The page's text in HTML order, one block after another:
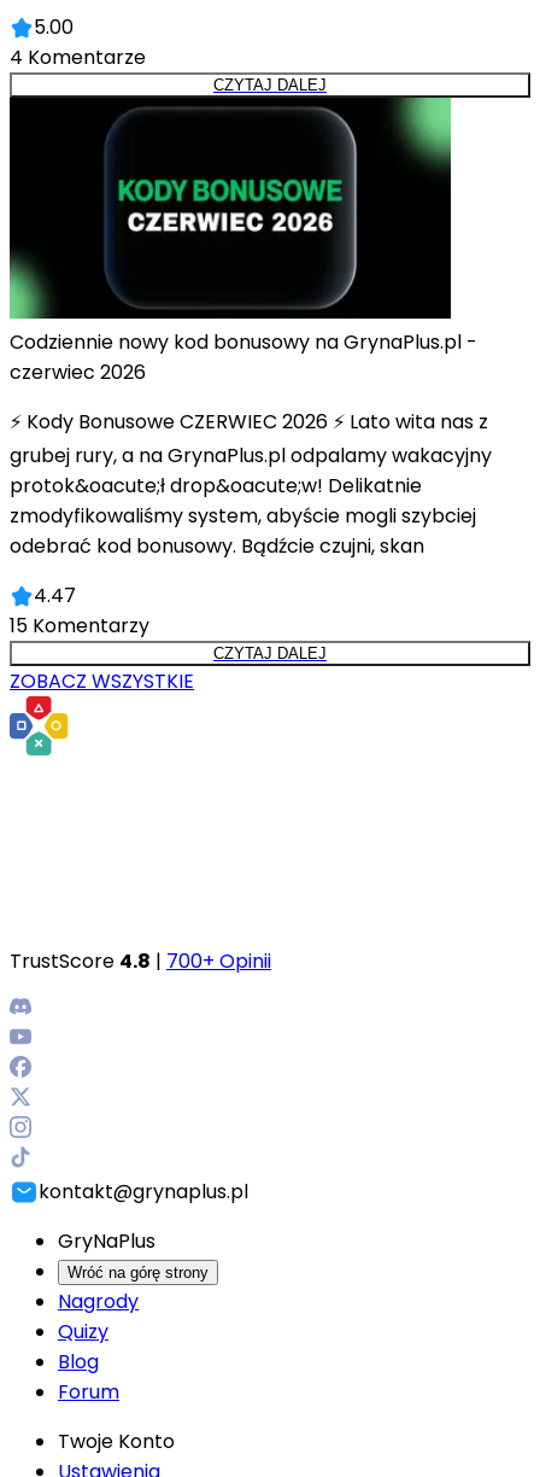
5.00
4 Komentarze
CZYTAJ DALEJ
Codziennie nowy kod bonusowy na GrynaPlus.pl -
czerwiec 2026
⚡ Kody Bonusowe CZERWIEC 2026 ⚡ Lato wita nas z
grubej rury, a na GrynaPlus.pl odpalamy wakacyjny
protok&oacute;ł drop&oacute;w! Delikatnie
zmodyfikowaliśmy system, abyście mogli szybciej
odebrać kod bonusowy. Bądźcie czujni, skan
4.47
15 Komentarzy
CZYTAJ DALEJ
ZOBACZ WSZYSTKIE
TrustScore 4.8 | 700+ Opinii
kontakt@grynaplus.pl
GryNaPlus
Wróć na górę strony
Nagrody
Quizy
Blog
Forum
Twoje Konto